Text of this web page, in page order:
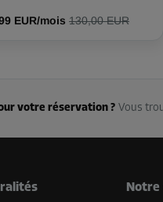
93,00 EUR/mois
EUR/mois 130,00 EUR
votre réservation ? Vous
Notre